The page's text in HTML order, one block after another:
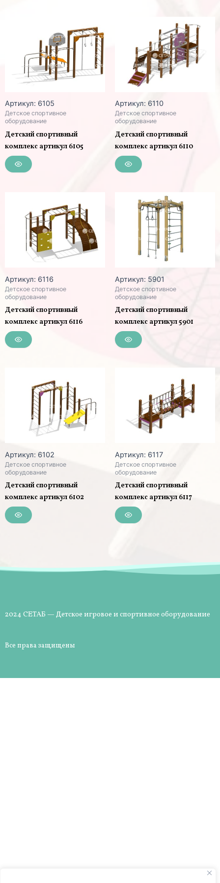
Артикул: 6105
Детское спортивное
оборудование
Детский спортивный
комплекс артикул 6105
Артикул: 6110
Детское спортивное
оборудование
Детский спортивный
комплекс артикул 6110
Артикул: 6116
Детское спортивное
оборудование
Детский спортивный
комплекс артикул 6116
Артикул: 5901
Детское спортивное
оборудование
Детский спортивный
комплекс артикул 5901
Артикул: 6102
Детское спортивное
оборудование
Детский спортивный
комплекс артикул 6102
Артикул: 6117
Детское спортивное
оборудование
Детский спортивный
комплекс артикул 6117
2024 СЕТАБ — Детское игровое и спортивное оборудование
Все права защищены